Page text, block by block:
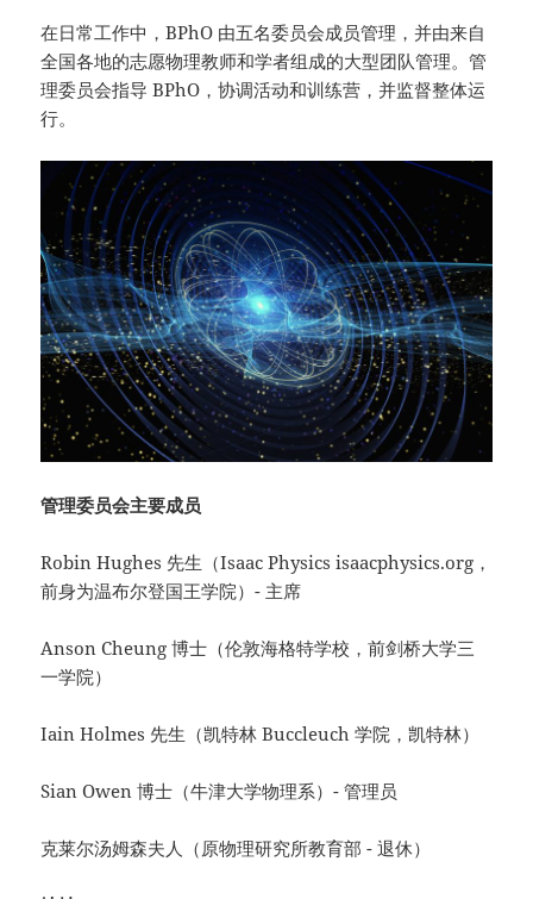
在日常工作中，BPhO 由五名委员会成员管理，并由来自
全国各地的志愿物理教师和学者组成的大型团队管理。管
理委员会指导 BPhO，协调活动和训练营，并监督整体运
行。
管理委员会主要成员
Robin Hughes 先生（Isaac Physics isaacphysics.org，
前身为温布尔登国王学院）- 主席
Anson Cheung 博士（伦敦海格特学校，前剑桥大学三
一学院）
Iain Holmes 先生（凯特林 Buccleuch 学院，凯特林）
Sian Owen 博士（牛津大学物理系）- 管理员
克莱尔汤姆森夫人（原物理研究所教育部 - 退休）